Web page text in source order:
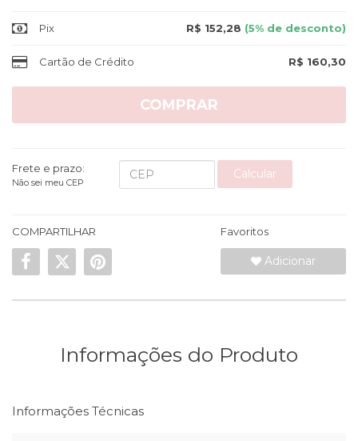
Pix R$ 152,28 (5% de desconto)
Cartão de Crédito R$ 160,30
COMPRAR
Frete e prazo:
Não sei meu CEP
Calcular
COMPARTILHAR Favoritos
Adicionar
Informações do Produto
Informações Técnicas